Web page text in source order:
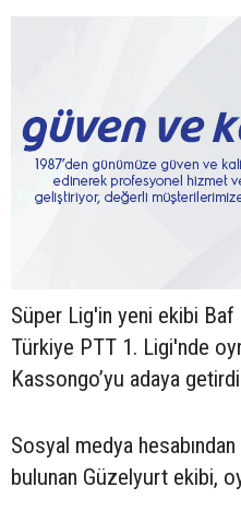
Süper Lig'in yeni ekibi
Türkiye PTT 1. Ligi'nde
Kassongo’yu adaya
Sosyal medya
bulunan Güzelyurt ekibi,